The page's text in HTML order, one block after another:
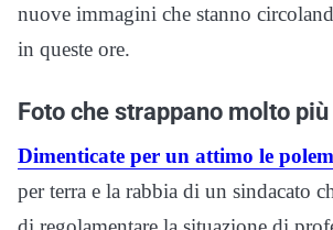
nuove immagini che stanno
in queste ore.
Foto che strappano molto
Dimenticate per un attimo le
per terra e la rabbia di un sindacato